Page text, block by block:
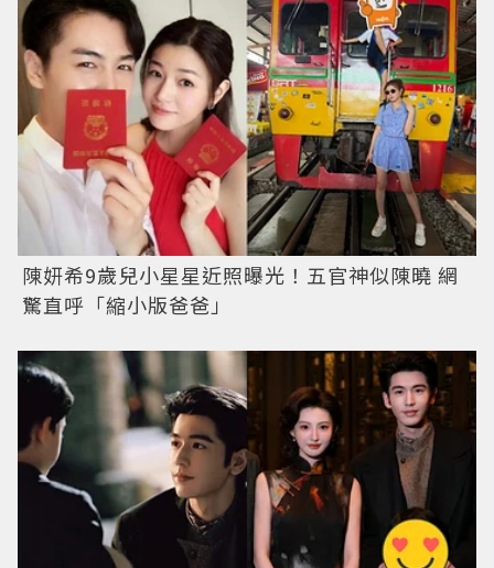
陳妍希9歲兒小星星近照曝光！五官神似陳曉 網
驚直呼「縮小版爸爸」